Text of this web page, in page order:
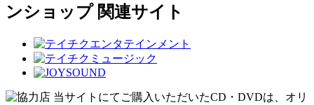
ンショップ 関連サイト
当サイトにてご購入いただいたCD・DVDは、オリ